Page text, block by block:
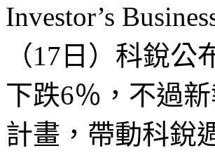
Investor’s
（17日）科銳
下跌6％，不過
計畫，帶動科銳